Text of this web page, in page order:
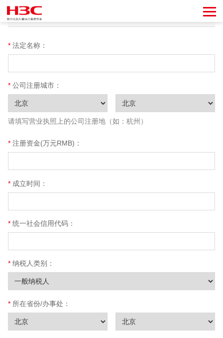
贵公司基本情况
法定名称：
公司注册城市：
请填写营业执照上的公司注册地（如：杭州）
注册资金(万元RMB)：
成立时间：
统一社会信用代码：
纳税人类别：
所在省份/办事处：